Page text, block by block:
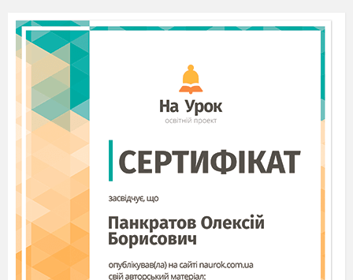
Засновник Ліги Націй.
В основу роботи конференції було
покладено „14 пунктів“ В. Вільсона щодо
умов капітуліції Німеччини і післявоєнного
облаштування Європи.
На конференції було розглянуто ряд
важливих питань:
Створено міжнародну організацію Лігу
Націй, яка повинна була не допустити
розв’язання нової світової війни.
Розглянуто умови мирних договорів з
Німеччиною та її союзниками.